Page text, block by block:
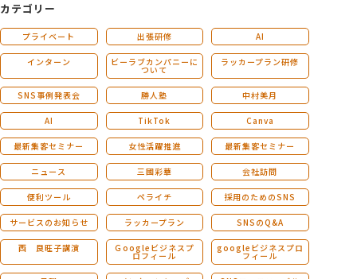
カテゴリー
プライベート 出張研修 AI
インターン ビーラブカンパニーに
ついて
ラッカープラン研修
SNS事例発表会 勝人塾 中村美月
AI TikTok Canva
最新集客セミナー 女性活躍推進 最新集客セミナー
ニュース 三國彩華 会社訪問
便利ツール ペライチ 採用のためのSNS
サービスのお知らせ ラッカープラン SNSのQ&A
西 良旺子講演 Ｇoogleビジネスプ
ロフィール
googleビジネスプロ
フィール